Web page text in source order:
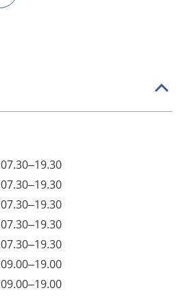
07.30–19.30
07.30–19.30
07.30–19.30
07.30–19.30
07.30–19.30
09.00–19.00
09.00–19.00